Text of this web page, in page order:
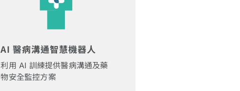
AI 醫病溝通智慧機器人
利用 AI 訓練提供醫病溝通及藥
物安全監控方案